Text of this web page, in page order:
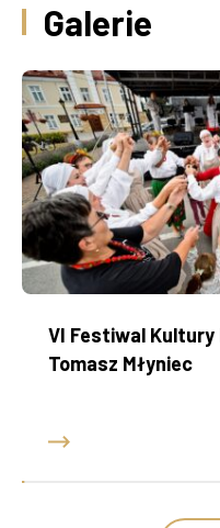
Galerie
VI Festiwal
Tomasz Młyniec